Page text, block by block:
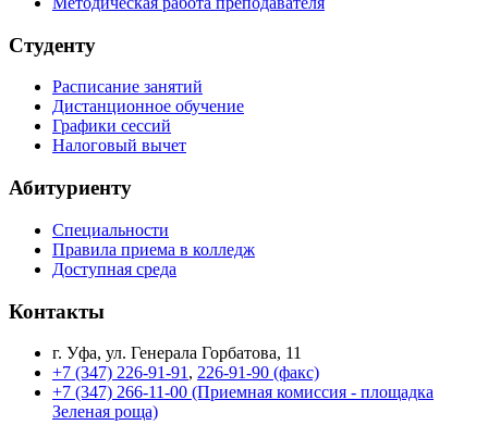
Студенту
Расписание занятий
Дистанционное обучение
Графики сессий
Налоговый вычет
Абитуриенту
Специальности
Правила приема в колледж
Доступная среда
Контакты
г. Уфа, ул. Генерала Горбатова, 11
+7 (347) 226-91-91 , 226-91-90 (факс)
+7 (347) 266-11-00 (Приемная комиссия - площадка
Зеленая роща)